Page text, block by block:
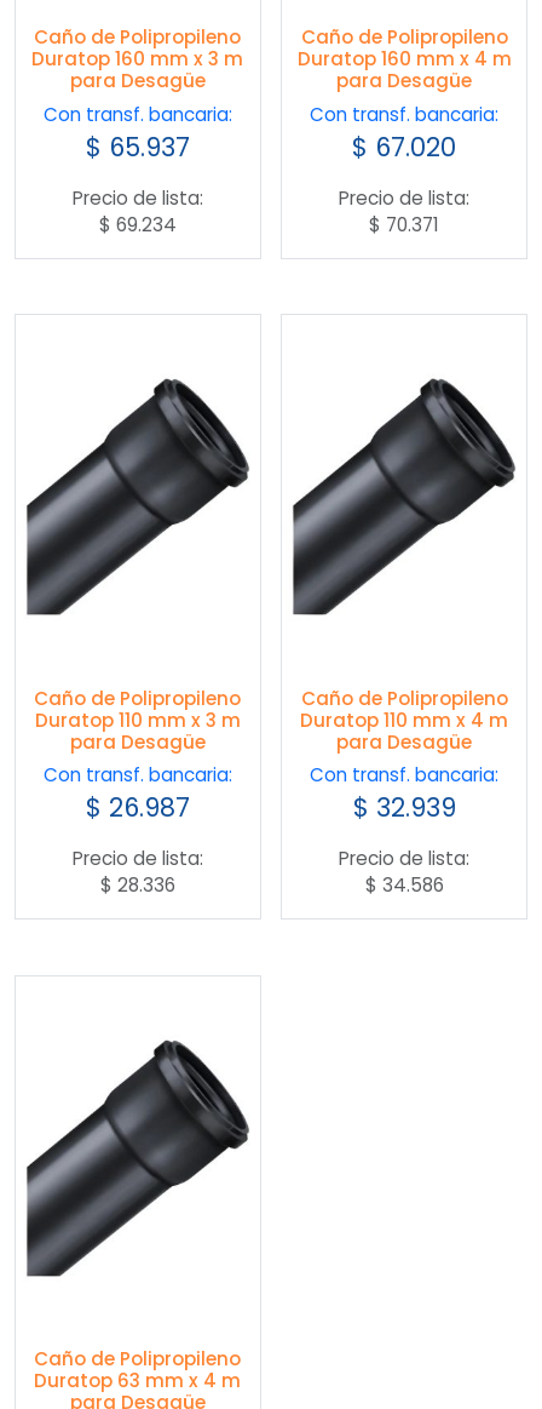
Caño de Polipropileno
Duratop 160 mm x 3 m
para Desagüe
Con transf. bancaria:
$ 65.937
Precio de lista:
$ 69.234
Caño de Polipropileno
Duratop 160 mm x 4 m
para Desagüe
Con transf. bancaria:
$ 67.020
Precio de lista:
$ 70.371
Caño de Polipropileno
Duratop 110 mm x 3 m
para Desagüe
Con transf. bancaria:
$ 26.987
Precio de lista:
$ 28.336
Caño de Polipropileno
Duratop 110 mm x 4 m
para Desagüe
Con transf. bancaria:
$ 32.939
Precio de lista:
$ 34.586
Caño de Polipropileno
Duratop 63 mm x 4 m
para Desagüe